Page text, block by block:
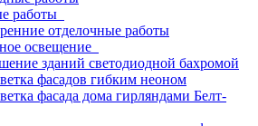
работы
отделочные работы
освещение
зданий светодиодной бахромой
фасадов гибким неоном
фасада дома гирляндами Белт-